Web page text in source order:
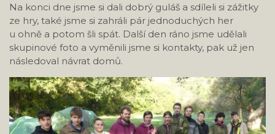
Na konci dne jsme si dali dobrý guláš a sdíleli si zážitky
ze hry, také jsme si zahráli pár jednoduchých her
u ohně a potom šli spát. Další den ráno jsme udělali
skupinové foto a vyměnili jsme si kontakty, pak už jen
následoval návrat domů.